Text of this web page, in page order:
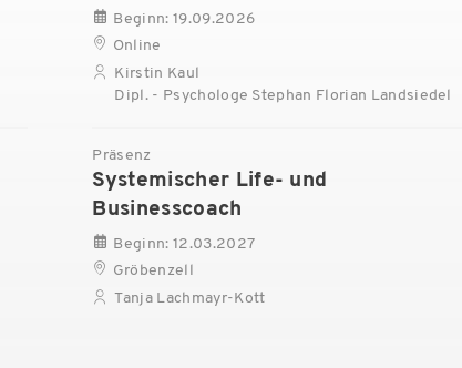
Beginn: 19.09.2026
Online
Kirstin Kaul
Dipl. - Psychologe Stephan Florian Landsiedel
Präsenz
Systemischer Life- und
Businesscoach
Beginn: 12.03.2027
Gröbenzell
Tanja Lachmayr-Kott